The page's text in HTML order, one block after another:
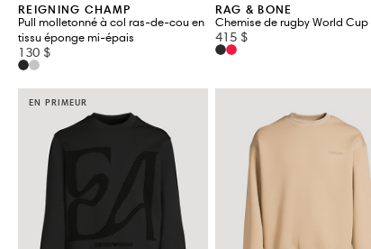
REIGNING CHAMP
Pull molletonné à col ras-de-cou en
tissu éponge mi-épais
130 $
RAG & BONE
Chemise de rugby World Cup
415 $
EN PRIMEUR